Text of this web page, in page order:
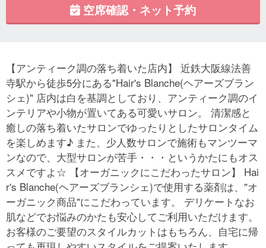
空席確認・ネット予約
【アンティーク調の落ち着いた店内】 近鉄大阪線法善
寺駅から徒歩5分にある"Hair's Blanche(ヘアーズブラン
シェ)" 店内は白を基調としており、アンティーク調のイ
ンテリアや小物が置いてある可愛いサロン。 清潔感と
癒しの落ち着いたサロンでゆったりとしたサロンタイム
を楽しめます♪ また、少人数サロンで施術もマンツーマ
ンなので、大型サロンが苦手・・・というかたにもオス
スメですよ☆ 【オーガニックにこだわったサロン】 Hai
r's Blanche(ヘアーズブランシェ)で使用する薬剤は、"オ
ーガニック商品"にこだわっています。 デリケートなお
肌などでお悩みのかたも安心してご利用いただけます。
お客様のご要望のスタイルカットはもちろん、自宅に帰